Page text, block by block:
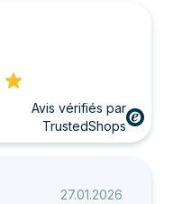
Avis vérifiés par
TrustedShops
27.01.2026